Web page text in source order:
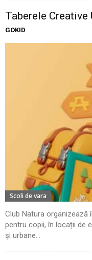
Taberele Creative
GOKID
Scoli de vara
Club Natura organizează
pentru copii, în locații de
și urbane...